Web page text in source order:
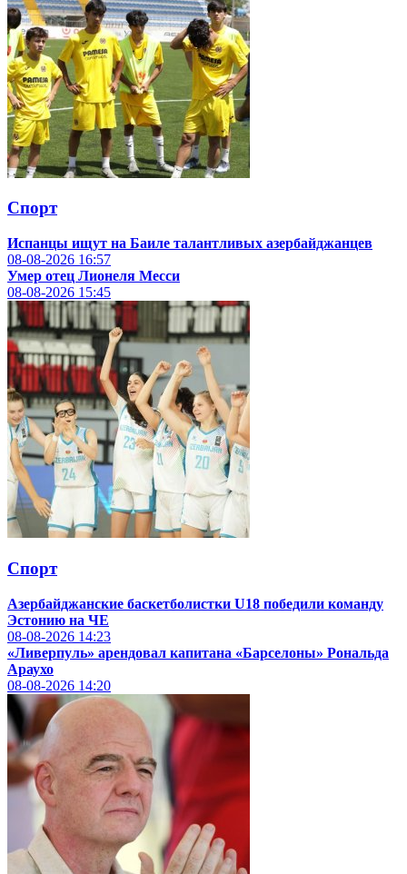
Спорт
Испанцы ищут на Баиле талантливых азербайджанцев
08-08-2026 16:57
Умер отец Лионеля Месси
08-08-2026 15:45
Спорт
Азербайджанские баскетболистки U18 победили команду
Эстонию на ЧЕ
08-08-2026 14:23
«Ливерпуль» арендовал капитана «Барселоны» Рональда
Араухо
08-08-2026 14:20